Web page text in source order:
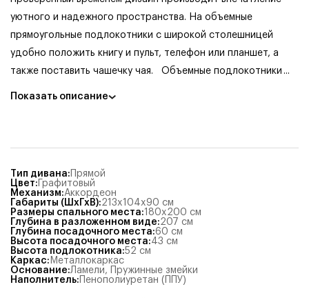
уютного и надежного пространства. На объемные
прямоугольные подлокотники с широкой столешницей
удобно положить книгу и пульт, телефон или планшет, а
также поставить чашечку чая.
Объемные подлокотники ...
Показать описание
Тип дивана: Прямой
Цвет: Графитовый
Механизм:Аккордеон
Габариты (ШхГхВ):213x104x90 см
Размеры спального места:180x200 см
Глубина в разложенном виде:207 см
Глубина посадочного места:60 см
Высота посадочного места:43 см
Высота подлокотника:52 см
Каркас: Металлокаркас
Основание:Ламели,
Пружинные змейки
Наполнитель: Пенополиуретан (ППУ)